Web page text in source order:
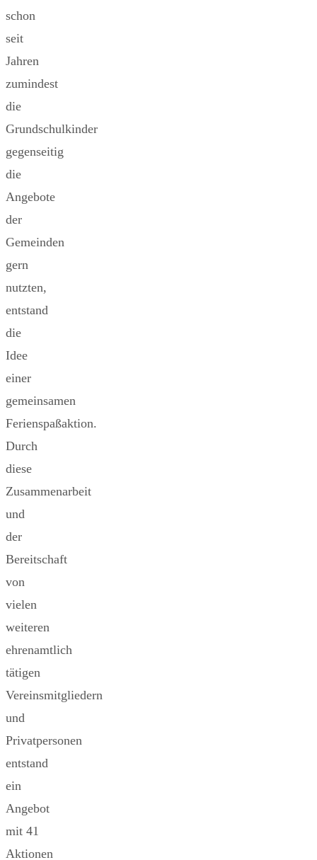
schon
seit
Jahren
zumindest
die
Grundschulkinder
gegenseitig
die
Angebote
der
Gemeinden
gern
nutzten,
entstand
die
Idee
einer
gemeinsamen
Ferienspaßaktion.
Durch
diese
Zusammenarbeit
und
der
Bereitschaft
von
vielen
weiteren
ehrenamtlich
tätigen
Vereinsmitgliedern
und
Privatpersonen
entstand
ein
Angebot
mit 41
Aktionen